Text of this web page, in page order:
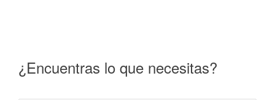
¿Encuentras lo que necesitas?